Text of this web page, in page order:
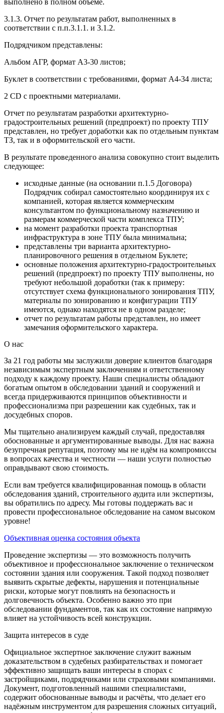
выполнено в полном объеме.
3.1.3. Отчет по результатам работ, выполненных в
соответствии с п.п.3.1.1. и 3.1.2.
Подрядчиком представлены:
Альбом АГР, формат А3-30 листов;
Буклет в соответствии с требованиями, формат А4-34 листа;
2 CD с проектными материалами.
Отчет по результатам разработки архитектурно-
градостроительных решений (предпроект) по проекту ТПУ
представлен, но требует доработки как по отдельным пунктам
ТЗ, так и в оформительской его части.
В результате проведенного анализа совокупно стоит выделить
следующее:
исходные данные (на основании п.1.5 Договора)
Подрядчик собирал самостоятельно координируя их с
компанией, которая является коммерческим
консультантом по функциональному назначению и
размерам коммерческой части комплекса ТПУ;
на момент разработки проекта транспортная
инфраструктура в зоне ТПУ была минимальна;
представлены три варианта архитектурно-
планировочного решения в отдельном Буклете;
основные положения архитектурно-градостроительных
решений (предпроект) по проекту ТПУ выполнены, но
требуют небольшой доработки (так к примеру:
отсутствует схема функционального зонирования ТПУ,
материалы по зонированию и конфигурации ТПУ
имеются, однако находятся не в одном разделе;
отчет по результатам работы представлен, но имеет
замечания оформительского характера.
О нас
За 21 год работы мы заслужили доверие клиентов благодаря
независимым экспертным заключениям и ответственному
подходу к каждому проекту. Наши специалисты обладают
богатым опытом в обследовании зданий и сооружений и
всегда придерживаются принципов объективности и
профессионализма при разрешении как судебных, так и
досудебных споров.
Мы тщательно анализируем каждый случай, предоставляя
обоснованные и аргументированные выводы. Для нас важна
безупречная репутация, поэтому мы не идём на компромиссы
в вопросах качества и честности — наши услуги полностью
оправдывают свою стоимость.
Если вам требуется квалифицированная помощь в области
обследования зданий, строительного аудита или экспертизы,
вы обратились по адресу. Мы готовы поддержать вас и
провести профессиональное обследование на самом высоком
уровне!
Объективная оценка состояния объекта
Проведение экспертизы — это возможность получить
объективное и профессиональное заключение о техническом
состоянии здания или сооружения. Такой подход позволяет
выявить скрытые дефекты, нарушения и потенциальные
риски, которые могут повлиять на безопасность и
долговечность объекта. Особенно важно это при
обследовании фундаментов, так как их состояние напрямую
влияет на устойчивость всей конструкции.
Защита интересов в суде
Официальное экспертное заключение служит важным
доказательством в судебных разбирательствах и помогает
эффективно защищать ваши интересы в спорах с
застройщиками, подрядчиками или страховыми компаниями.
Документ, подготовленный нашими специалистами,
содержит обоснованные выводы и расчёты, что делает его
надёжным инструментом для разрешения сложных ситуаций,